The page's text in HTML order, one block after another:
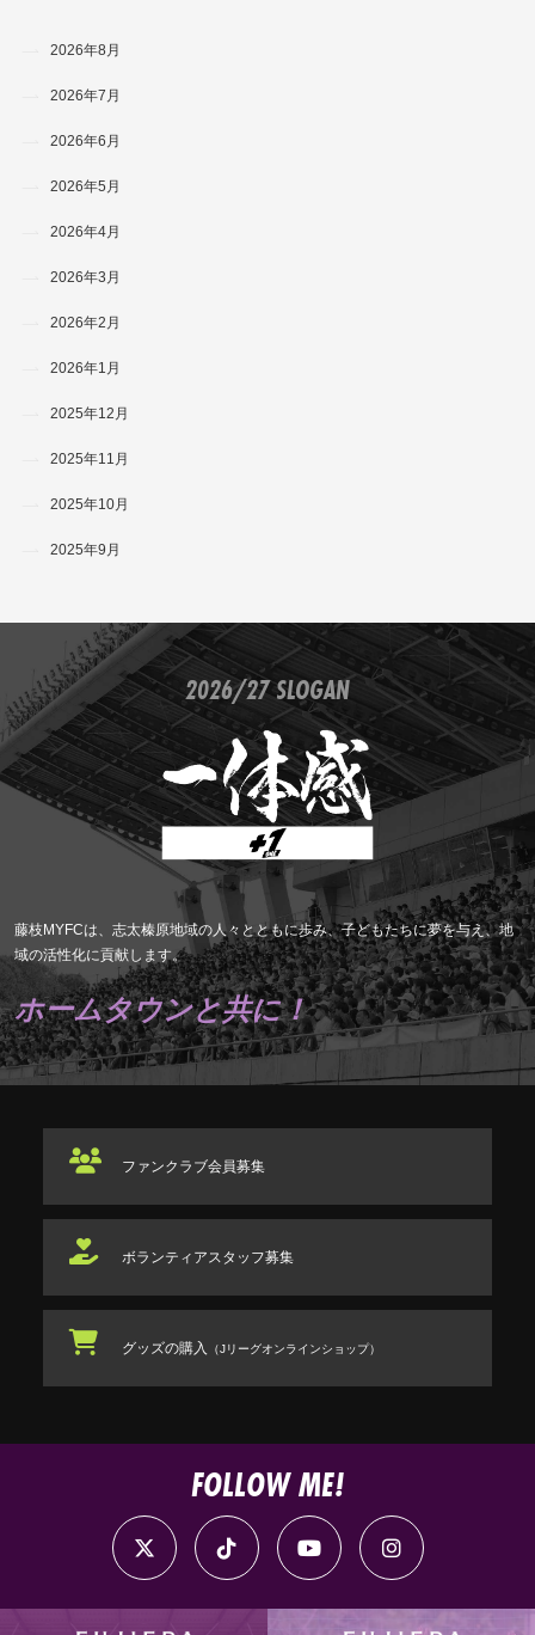
2026年8月
2026年7月
2026年6月
2026年5月
2026年4月
2026年3月
2026年2月
2026年1月
2025年12月
2025年11月
2025年10月
2025年9月
2026/27 SLOGAN
藤枝MYFCは、志太榛原地域の人々とともに歩み、子どもたちに夢を与え、地
域の活性化に貢献します。
ホームタウンと共に！
ファンクラブ会員募集
ボランティアスタッフ募集
グッズの購入 （Jリーグオンラインショップ）
FOLLOW ME!